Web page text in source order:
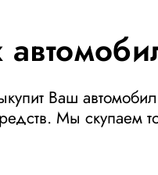
Ваш
Мы